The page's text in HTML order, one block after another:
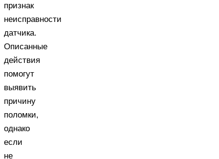
признак
неисправности
датчика.
Описанные
действия
помогут
выявить
причину
поломки,
однако
если
не